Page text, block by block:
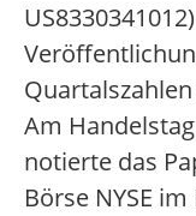
Am
notierte das
Börse NYSE